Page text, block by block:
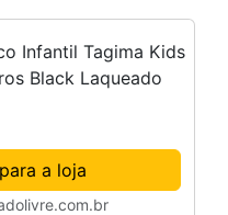
Infantil Tagima Kids
Black Laqueado
a loja